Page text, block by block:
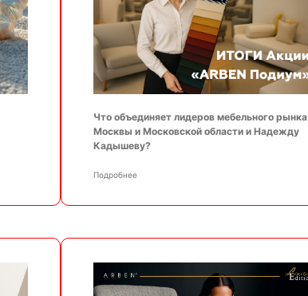
Что объединяет лидеров мебельного рынка
Москвы и Московской области и Надежду
Кадышеву?
Подробнее